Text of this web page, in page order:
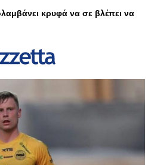
κρυφά να σε βλέπει να